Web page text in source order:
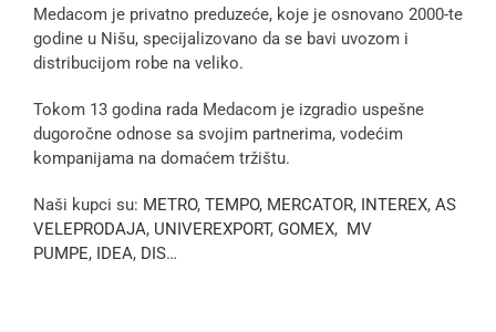
Medacom je privatno preduzeće, koje je osnovano 2000-te
godine u Nišu, specijalizovano da se bavi uvozom i
distribucijom robe na veliko.
Tokom 13 godina rada Medacom je izgradio uspešne
dugoročne odnose sa svojim partnerima, vodećim
kompanijama na domaćem tržištu.
Naši kupci su: METRO, TEMPO, MERCATOR, INTEREX, AS
VELEPRODAJA, UNIVEREXPORT, GOMEX, MV
PUMPE, IDEA, DIS…